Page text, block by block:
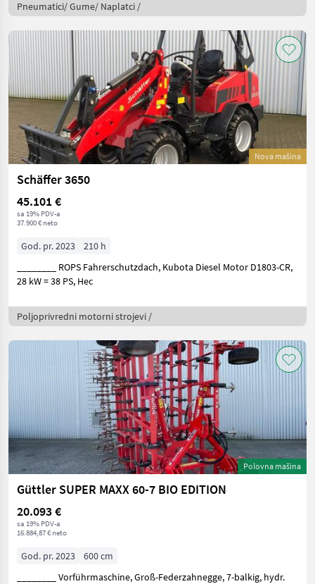
Pneumatici/ Gume/ Naplatci /
Nova mašina
Schäffer 3650
45.101 €
sa 19% PDV-a
37.900 € neto
God. pr. 2023
210 h
________ ROPS Fahrerschutzdach, Kubota Diesel Motor D1803-CR,
28 kW = 38 PS, Hec
Poljoprivredni motorni strojevi /
Polovna mašina
Güttler SUPER MAXX 60-7 BIO EDITION
20.093 €
sa 19% PDV-a
16.884,87 € neto
God. pr. 2023
600 cm
________ Vorführmaschine, Groß-Federzahnegge, 7-balkig, hydr.